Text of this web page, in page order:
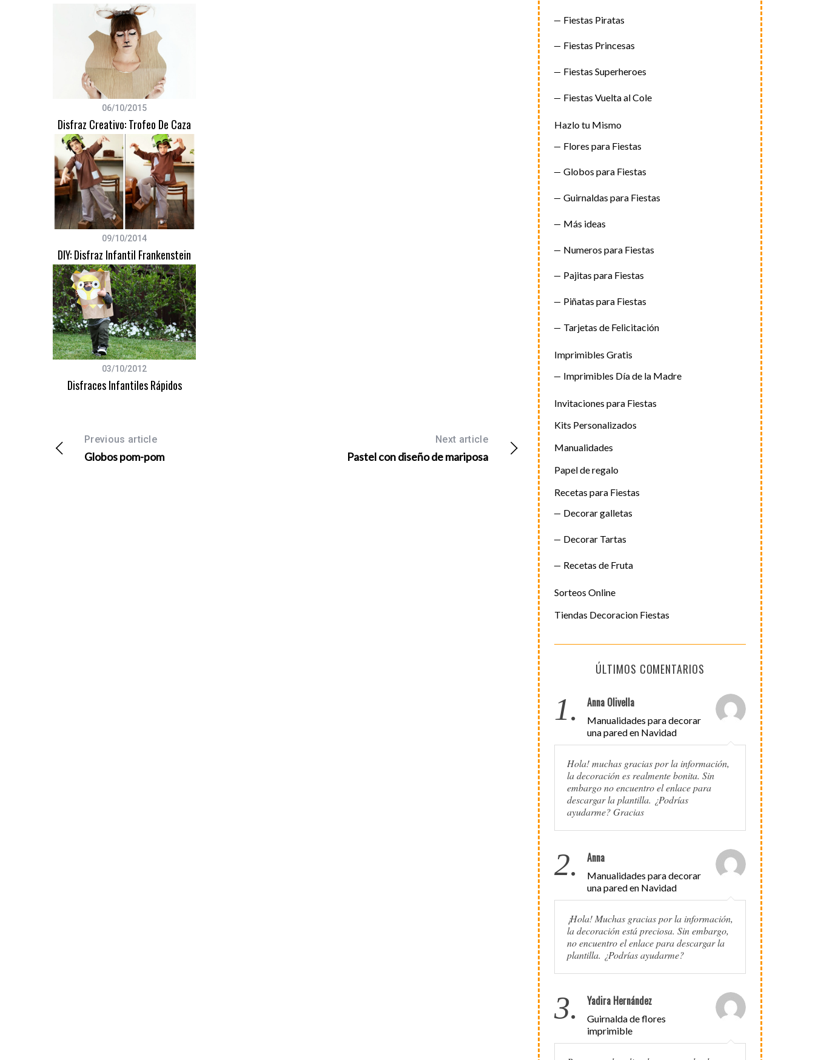
06/10/2015
Disfraz Creativo: Trofeo De Caza
09/10/2014
DIY: Disfraz Infantil Frankenstein
03/10/2012
Disfraces Infantiles Rápidos
Previous article
Globos pom-pom
Next article
Pastel con diseño de mariposa
Fiestas Piratas
Fiestas Princesas
Fiestas Superheroes
Fiestas Vuelta al Cole
Hazlo tu Mismo
Flores para Fiestas
Globos para Fiestas
Guirnaldas para Fiestas
Más ideas
Numeros para Fiestas
Pajitas para Fiestas
Piñatas para Fiestas
Tarjetas de Felicitación
Imprimibles Gratis
Imprimibles Día de la Madre
Invitaciones para Fiestas
Kits Personalizados
Manualidades
Papel de regalo
Recetas para Fiestas
Decorar galletas
Decorar Tartas
Recetas de Fruta
Sorteos Online
Tiendas Decoracion Fiestas
ÚLTIMOS COMENTARIOS
1. Anna Olivella
Manualidades para decorar
una pared en Navidad
Hola! muchas gracias por la información,
la decoración es realmente bonita. Sin
embargo no encuentro el enlace para
descargar la plantilla. ¿Podrías
ayudarme? Gracias
2. Anna
Manualidades para decorar
una pared en Navidad
¡Hola! Muchas gracias por la información,
la decoración está preciosa. Sin embargo,
no encuentro el enlace para descargar la
plantilla. ¿Podrías ayudarme?
3. Yadira Hernández
Guirnalda de flores
imprimible
S
e
a
r
h
o